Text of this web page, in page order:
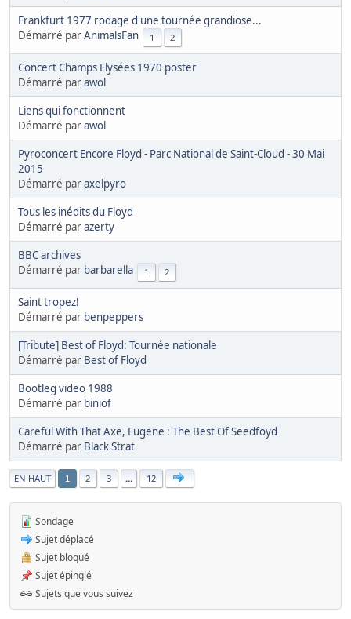
Frankfurt 1977 rodage d'une tournée grandiose...
Démarré parAnimalsFan 1 2
Concert Champs Elysées 1970 poster
Démarré parawol
Liens qui fonctionnent
Démarré parawol
Pyroconcert Encore Floyd - Parc National de Saint-Cloud - 30 Mai
2015
Démarré paraxelpyro
Tous les inédits du Floyd
Démarré parazerty
BBC archives
Démarré par barbarella 1 2
Saint tropez!
Démarré par benpeppers
[Tribute] Best of Floyd: Tournée nationale
Démarré par Best of Floyd
Bootleg video 1988
Démarré par biniof
Careful With That Axe, Eugene : The Best Of Seedfoyd
Démarré par Black Strat
EN HAUT 1 2 3 ... 12
Sondage
Sujet déplacé
Sujet bloqué
Sujet épinglé
Sujets que vous suivez